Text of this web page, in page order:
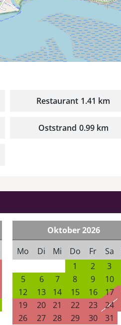
Restaurant 1.41 km
Oststrand 0.99 km
Oktober2026
Mo
Di Mi Do Fr Sa
1
2 3
5
6 7 8 9 10
12
13 14 15 16 17
19
20 21 22 23 24
26
27 28 29 30 31